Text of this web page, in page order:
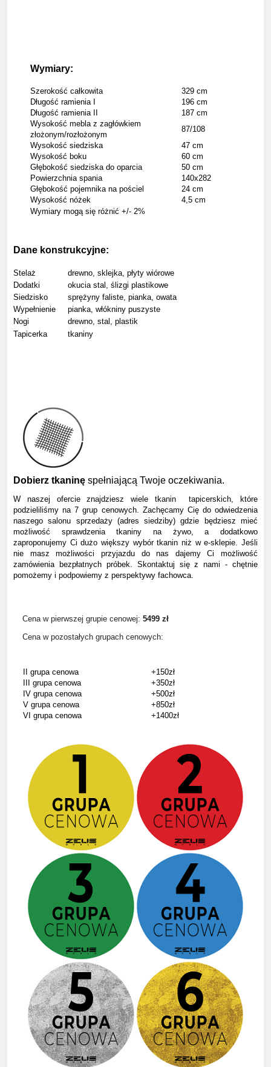
Wymiary:
Szerokość całkowita
329 cm
Długość ramienia I
196 cm
Długość ramienia II
187 cm
Wysokość mebla z zagłówkiem
złożonym/rozłożonym
87/108
Wysokość siedziska
47 cm
Wysokość boku
60 cm
Głębokość siedziska do oparcia
50 cm
Powierzchnia spania
140x282
Głębokość pojemnika na pościel
24 cm
Wysokość nóżek
4,5 cm
Wymiary mogą się różnić +/- 2%
Dane konstrukcyjne:
Stelaż
drewno, sklejka, płyty wiórowe
Dodatki
okucia stal, ślizgi plastikowe
Siedzisko
sprężyny faliste, pianka, owata
Wypełnienie
pianka, włókniny puszyste
Nogi
drewno, stal, plastik
Tapicerka
tkaniny
Dobierz tkaninę spełniającą Twoje oczekiwania.
W naszej ofercie znajdziesz wiele tkanin tapicerskich, które
podzieliliśmy na 7 grup cenowych. Zachęcamy Cię do odwiedzenia
naszego salonu sprzedaży (adres siedziby) gdzie będziesz mieć
możliwość sprawdzenia tkaniny na żywo, a dodatkowo
zaproponujemy Ci dużo większy wybór tkanin niż w e-sklepie. Jeśli
nie masz możliwości przyjazdu do nas dajemy Ci możliwość
zamówienia bezpłatnych próbek. Skontaktuj się z nami - chętnie
pomożemy i podpowiemy z perspektywy fachowca.
Cena w pierwszej grupie cenowej: 5499 zł
Cena w pozostałych grupach cenowych:
II grupa cenowa
+150zł
III grupa cenowa
+350zł
IV grupa cenowa
+500zł
V grupa cenowa
+850zł
VI grupa cenowa
+1400zł